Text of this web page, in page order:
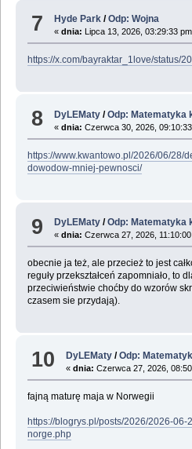
7 Hyde Park /Odp: Wojna
«dnia: Lipca 13, 2026, 03:29:33
https://x.com/bayraktar_1love/status/
8 DyLEMaty /Odp: Matematyka
«dnia: Czerwca 30, 2026,
https://www.kwantowo.pl/2026/06/28/
dowodow-mniej-pewnosci/
9 DyLEMaty /Odp: Matematyka
«dnia: Czerwca 27, 2026,
obecnie ja też, ale przecież to jest
reguły przekształceń zapomniało, to
przeciwieństwie choćby do wzorów
czasem sie przydają).
10 DyLEMaty /Odp:
«dnia: Czerwca 27, 2026,
fajną maturę maja w Norwegii
https://blogrys.pl/posts/2026/2026-
norge.php